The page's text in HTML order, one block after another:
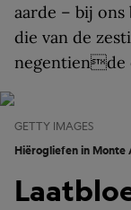
aarde – bij
die van de
negentiende
GETTY IMAGES
Hiërogliefen in Monte